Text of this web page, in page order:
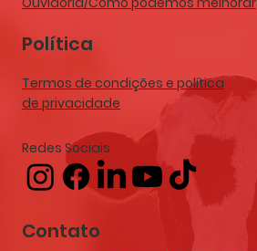
Política
Termos de condições e política
de privacidade
Redes Sociais
Contato